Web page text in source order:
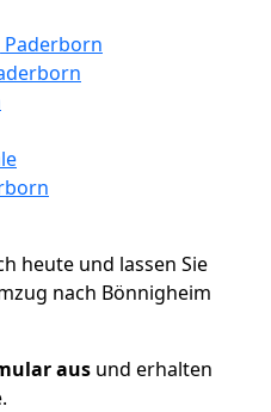
heute und lassen Sie
nach Bönnigheim
aus und erhalten